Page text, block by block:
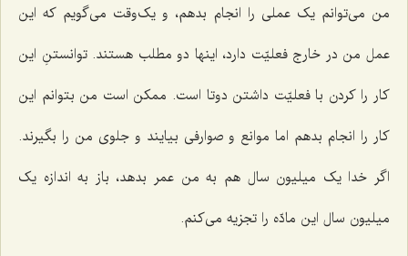
من می‌توانم یک عملی را انجام بدهم، و یک‌وقت می‌گویم که این
عمل من در خارج فعلیّت دارد، اینها دو مطلب هستند. توانستنِ این
کار را کردن با فعلیّت داشتن دوتا است. ممکن است من بتوانم این
کار را انجام بدهم اما موانع و صوارفی بیایند و جلوی من را بگیرند.
اگر خدا یک میلیون سال هم به من عمر بدهد، باز به اندازه یک
میلیون سال این مادّه را تجزیه می‌کنم.